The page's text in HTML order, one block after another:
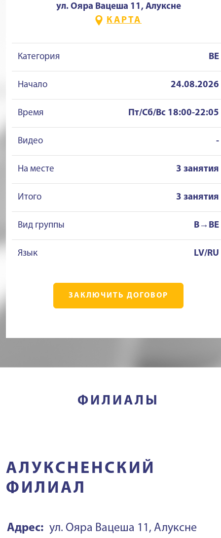
ул. Ояра Вацеша 11, Алуксне
КАРТА
Категория BE
Начало 24.08.2026
Время Пт/Сб/Вс 18:00-22:05
Видео -
На месте 3 занятия
Итого 3 занятия
Вид группы B→BE
Язык LV/RU
ЗАКЛЮЧИТЬ ДОГОВОР
ФИЛИАЛЫ
АЛУКСНЕНСКИЙ
ФИЛИАЛ
Адрес: ул. Ояра Вацеша 11, Алуксне